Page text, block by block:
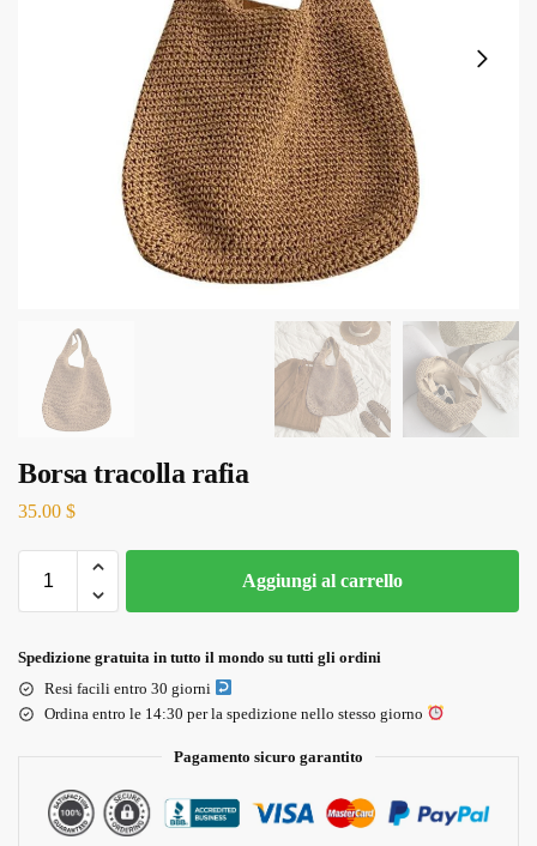
Borsa tracolla rafia
35.00 $
Aggiungi al carrello
Spedizione gratuita in tutto il mondo su tutti gli ordini
Resi facili entro 30 giorni
Ordina entro le 14:30 per la spedizione nello stesso giorno
Pagamento sicuro garantito